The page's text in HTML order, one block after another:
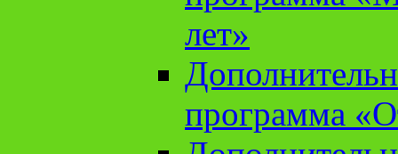
лет»
программа